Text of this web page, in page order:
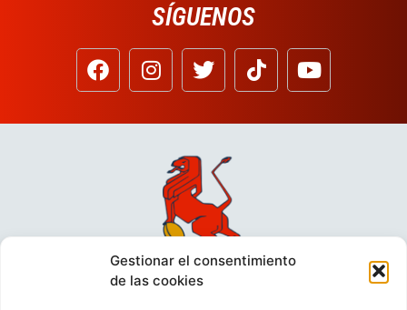
Gestionar el consentimiento
de las cookies
SÍGUENOS